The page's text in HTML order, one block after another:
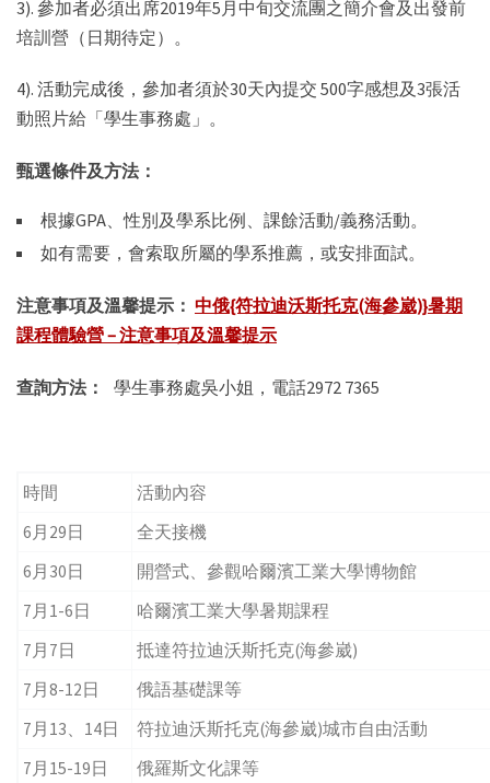
3). 參加者必須出席2019年5月中旬交流團之簡介會及出發前
培訓營（日期待定）。
4). 活動完成後，參加者須於30天內提交 500字感想及3張活
動照片給「學生事務處」。
甄選條件及方法：
根據GPA、性別及學系比例、課餘活動/義務活動。
如有需要，會索取所屬的學系推薦，或安排面試。
注意事項及溫馨提示： 中俄{符拉迪沃斯托克(海參崴)}暑期
課程體驗營 – 注意事項及溫馨提示
查詢方法： 學生事務處吳小姐，電話2972 7365
時間
活動內容
6月29日
全天接機
6月30日
開營式、參觀哈爾濱工業大學博物館
7月1-6日
哈爾濱工業大學暑期課程
7月7日
抵達符拉迪沃斯托克(海參崴)
7月8-12日
俄語基礎課等
7月13、14日
符拉迪沃斯托克(海參崴)城市自由活動
7月15-19日
俄羅斯文化課等